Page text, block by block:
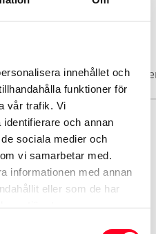
innehållet och
funktioner för
vår trafik. Vi
och annan
sociala medier och
vi samarbetar med.
informationen med annan
eller som de har
tjänster.
Interiör Exteriör